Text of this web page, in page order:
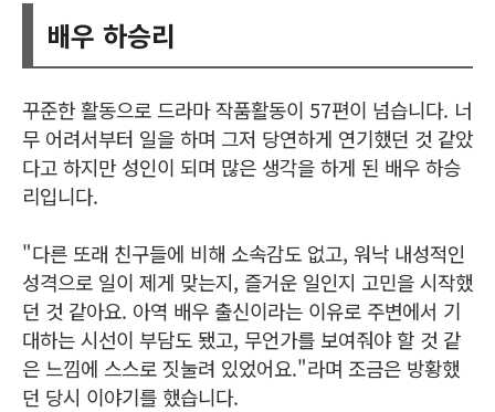
배우 하승리
꾸준한 활동으로 드라마 작품활동이 57편이 넘습니다. 너
무 어려서부터 일을 하며 그저 당연하게 연기했던 것 같았
다고 하지만 성인이 되며 많은 생각을 하게 된 배우 하승
리입니다.
"다른 또래 친구들에 비해 소속감도 없고, 워낙 내성적인
성격으로 일이 제게 맞는지, 즐거운 일인지 고민을 시작했
던 것 같아요. 아역 배우 출신이라는 이유로 주변에서 기
대하는 시선이 부담도 됐고, 무언가를 보여줘야 할 것 같
은 느낌에 스스로 짓눌려 있었어요."라며 조금은 방황했
던 당시 이야기를 했습니다.